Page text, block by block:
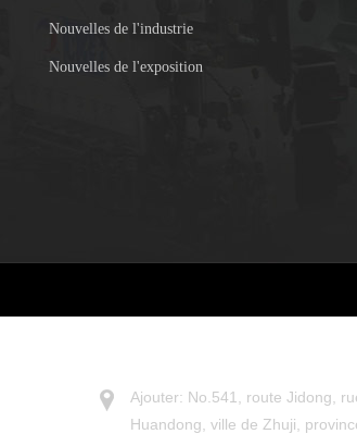
Nouvelles de l'industrie
Nouvelles de l'exposition
Ajouter: No.541, route Jidong,
Huandong, ville de Zhuji,